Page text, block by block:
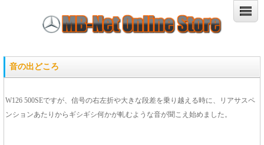
音の出どころ
W126 500SEですが、信号の右左折や大きな段差を乗り越える時に、リアサスペ
ンションあたりからギシギシ何かが軋むような音が聞こえ始めました。